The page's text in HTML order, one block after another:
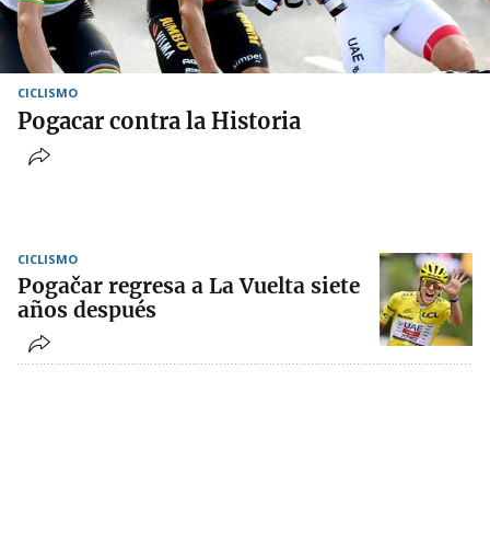
CICLISMO
Pogacar contra la Historia
CICLISMO
Pogačar regresa a La Vuelta siete
años después